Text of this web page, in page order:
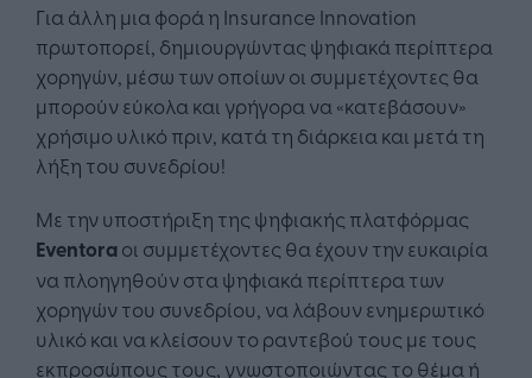
Για άλλη μια φορά η Insurance Innovation
πρωτοπορεί, δημιουργώντας ψηφιακά περίπτερα
χορηγών, μέσω των οποίων οι συμμετέχοντες θα
μπορούν εύκολα και γρήγορα να «κατεβάσουν»
χρήσιμο υλικό πριν, κατά τη διάρκεια και μετά τη
λήξη του συνεδρίου!
Με την υποστήριξη της ψηφιακής πλατφόρμας
Eventoraοι συμμετέχοντες θα έχουν την ευκαιρία
να πλοηγηθούν στα ψηφιακά περίπτερα των
χορηγών του συνεδρίου, να λάβουν ενημερωτικό
υλικό και να κλείσουν το ραντεβού τους με τους
εκπροσώπους τους, γνωστοποιώντας το θέμα ή